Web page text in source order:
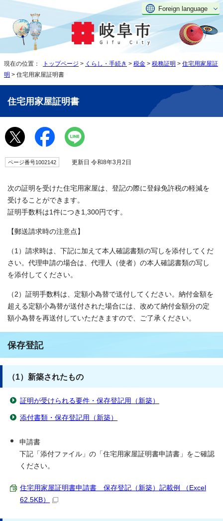
Foreign language
現在の位置： トップページ > くらし・手続き > 税金 > 税務証明 > 住宅用家屋証
明 > 住宅用家屋証明書
住宅用家屋証明書
ページ番号1002142 更新日 令和8年3月2日
次の証明を受けた住宅用家屋は、登記の際に登録免許税の軽減を
受けることができます。
証明手数料は1件につき1,300円です。
【郵送請求時の注意点】
（1）請求時は、下記に加えて本人確認書類の写しを添付してくだ
さい。代理申請の場合は、代理人（使者）の本人確認書類の写し
を添付してください。
（2）証明手数料は、定額小為替で送付してください。納付金額を
超える定額小為替が送付された場合には、改めて納付金額分の定
額小為替を再送付していただきますので、ご了承ください。
保存登記
（1）新築されたもの
証明が受けられる要件・保存登記用（新築）
添付書類・保存登記用（新築）
申請書
下記「添付ファイル」の「住宅用家屋証明書申請書」をご確認
ください。
住宅用家屋証明書申請書 保存登記（新築）記載例 （Excel
62.5KB）